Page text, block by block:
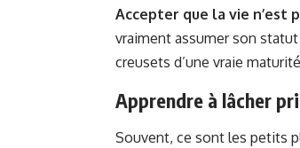
Accepter que la vie n’est
vraiment assumer son statut
creusets d’une vraie
Apprendre à lâcher
Souvent, ce sont les petits